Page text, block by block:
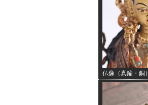
仏像（真鍮・銅）